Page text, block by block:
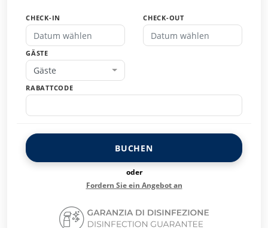
CHECK-IN CHECK-OUT
GÄSTE
Gäste
RABATTCODE
BUCHEN
oder
Fordern Sie ein Angebot an